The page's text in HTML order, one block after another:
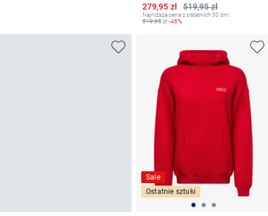
519,95 zł
Obniżona cena
279,95 zł
Najniższa cena z ostatnich 30 dni:
519,95zł-46%
Sale
Ostatnie sztuki